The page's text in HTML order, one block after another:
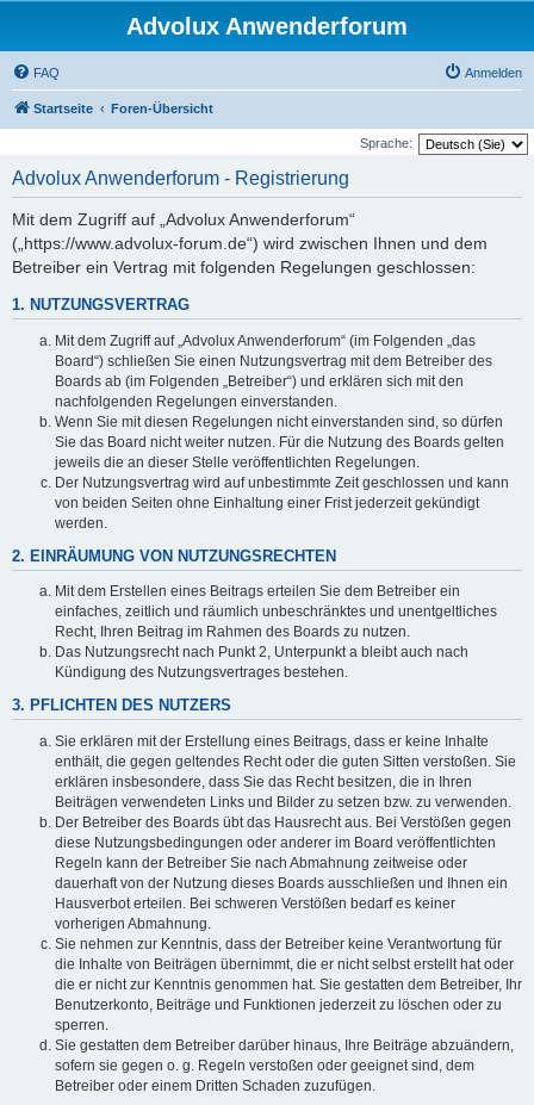
Advolux Anwenderforum
FAQ Anmelden
Startseite Foren-Übersicht
Sprache:
Advolux Anwenderforum - Registrierung
Mit dem Zugriff auf „Advolux Anwenderforum“
(„https://www.advolux-forum.de“) wird zwischen Ihnen und dem
Betreiber ein Vertrag mit folgenden Regelungen geschlossen:
1. NUTZUNGSVERTRAG
Mit dem Zugriff auf „Advolux Anwenderforum“ (im Folgenden „das
Board“) schließen Sie einen Nutzungsvertrag mit dem Betreiber des
Boards ab (im Folgenden „Betreiber“) und erklären sich mit den
nachfolgenden Regelungen einverstanden.
Wenn Sie mit diesen Regelungen nicht einverstanden sind, so dürfen
Sie das Board nicht weiter nutzen. Für die Nutzung des Boards gelten
jeweils die an dieser Stelle veröffentlichten Regelungen.
Der Nutzungsvertrag wird auf unbestimmte Zeit geschlossen und kann
von beiden Seiten ohne Einhaltung einer Frist jederzeit gekündigt
werden.
2. EINRÄUMUNG VON NUTZUNGSRECHTEN
Mit dem Erstellen eines Beitrags erteilen Sie dem Betreiber ein
einfaches, zeitlich und räumlich unbeschränktes und unentgeltliches
Recht, Ihren Beitrag im Rahmen des Boards zu nutzen.
Das Nutzungsrecht nach Punkt 2, Unterpunkt a bleibt auch nach
Kündigung des Nutzungsvertrages bestehen.
3. PFLICHTEN DES NUTZERS
Sie erklären mit der Erstellung eines Beitrags, dass er keine Inhalte
enthält, die gegen geltendes Recht oder die guten Sitten verstoßen. Sie
erklären insbesondere, dass Sie das Recht besitzen, die in Ihren
Beiträgen verwendeten Links und Bilder zu setzen bzw. zu verwenden.
Der Betreiber des Boards übt das Hausrecht aus. Bei Verstößen gegen
diese Nutzungsbedingungen oder anderer im Board veröffentlichten
Regeln kann der Betreiber Sie nach Abmahnung zeitweise oder
dauerhaft von der Nutzung dieses Boards ausschließen und Ihnen ein
Hausverbot erteilen. Bei schweren Verstößen bedarf es keiner
vorherigen Abmahnung.
Sie nehmen zur Kenntnis, dass der Betreiber keine Verantwortung für
die Inhalte von Beiträgen übernimmt, die er nicht selbst erstellt hat oder
die er nicht zur Kenntnis genommen hat. Sie gestatten dem Betreiber, Ihr
Benutzerkonto, Beiträge und Funktionen jederzeit zu löschen oder zu
sperren.
Sie gestatten dem Betreiber darüber hinaus, Ihre Beiträge abzuändern,
sofern sie gegen o. g. Regeln verstoßen oder geeignet sind, dem
Betreiber oder einem Dritten Schaden zuzufügen.